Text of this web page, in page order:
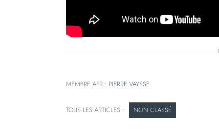
MEMBRE AFR : PIERRE VAYSSE
NON CLASSÉ